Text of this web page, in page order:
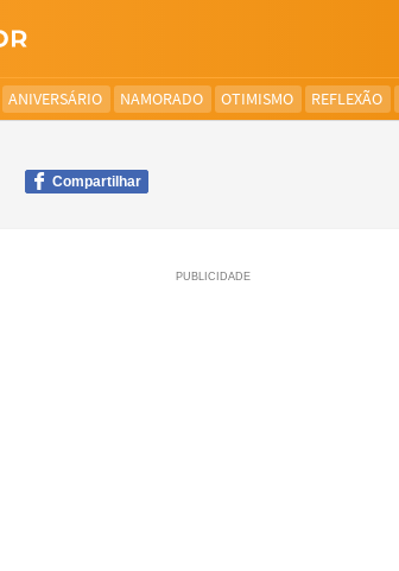
ANIVERSÁRIO NAMORADO OTIMISMO REFLEXÃO
Compartilhar